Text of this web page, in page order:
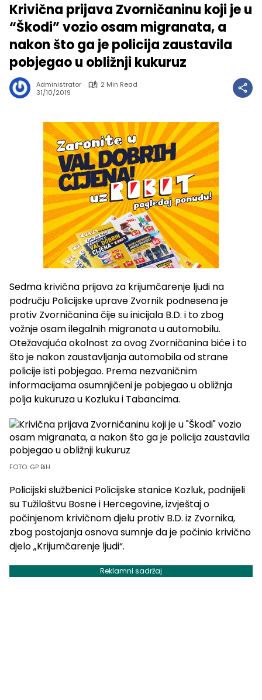
Krivična prijava Zvorničaninu koji je u
“Škodi” vozio osam migranata, a
nakon što ga je policija zaustavila
pobjegao u obližnji kukuruz
Administrator
2 Min Read
31/10/2019
Sedma krivična prijava za krijumčarenje ljudi na
području Policijske uprave Zvornik podnesena je
protiv Zvorničanina čije su inicijala B.D. i to zbog
vožnje osam ilegalnih migranata u automobilu.
Otežavajuća okolnost za ovog Zvorničanina biće i to
što je nakon zaustavljanja automobila od strane
policije isti pobjegao. Prema nezvaničnim
informacijama osumnjičeni je pobjegao u obližnja
polja kukuruza u Kozluku i Tabancima.
FOTO: GP BiH
Policijski službenici Policijske stanice Kozluk, podnijeli
su Tužilaštvu Bosne i Hercegovine, izvještaj o
počinjenom krivičnom djelu protiv B.D. iz Zvornika,
zbog postojanja osnova sumnje da je počinio krivično
djelo „Krijumčarenje ljudi“.
Reklamni sadržaj